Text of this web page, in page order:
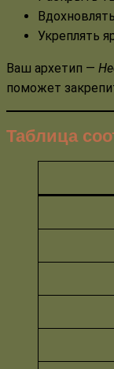
Укреплять
Ваш архетип —
поможет
Таблица